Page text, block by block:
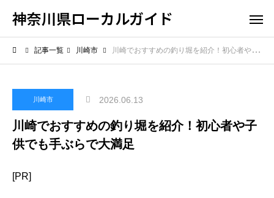
神奈川県ローカルガイド
記事一覧 川崎市 川崎でおすすめの釣り堀を紹介！初心者や子供でも手ぶらで大満足
川崎市 2026.06.13
川崎でおすすめの釣り堀を紹介！初心者や子
供でも手ぶらで大満足
[PR]